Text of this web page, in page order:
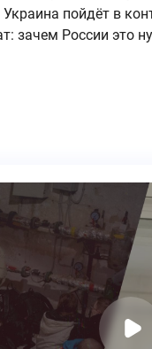
пойдёт в
зачем России это